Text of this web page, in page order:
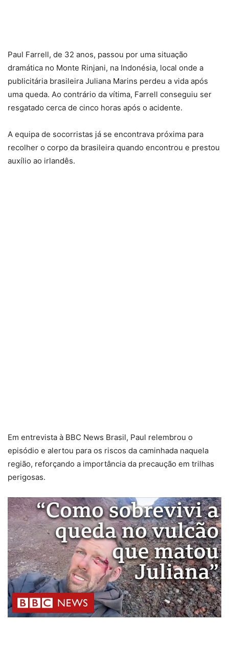
Paul Farrell, de 32 anos, passou por uma situação
dramática no Monte Rinjani, na Indonésia, local onde a
publicitária brasileira Juliana Marins perdeu a vida após
uma queda. Ao contrário da vítima, Farrell conseguiu ser
resgatado cerca de cinco horas após o acidente.
A equipa de socorristas já se encontrava próxima para
recolher o corpo da brasileira quando encontrou e prestou
auxílio ao irlandês.
Em entrevista à BBC News Brasil, Paul relembrou o
episódio e alertou para os riscos da caminhada naquela
região, reforçando a importância da precaução em trilhas
perigosas.